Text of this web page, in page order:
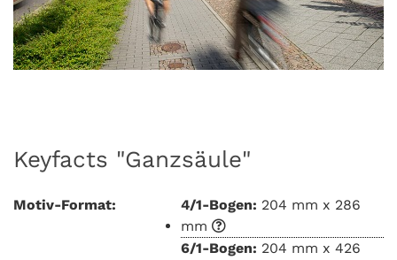
Keyfacts "Ganzsäule"
Motiv-Format: 4/1-Bogen: 204 mm x 286
mm
6/1-Bogen: 204 mm x 426